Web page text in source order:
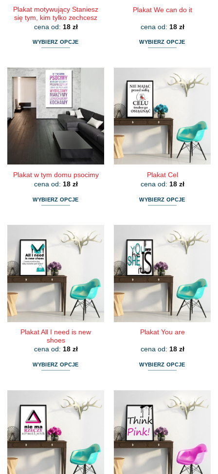
Plakat motywujący Staniesz
się tym, kim tylko zechcesz
cena od: 18 zł
WYBIERZ OPCJE
ma
wiele
wariantów.
Opcje
można
wybrać
na
stronie
Plakat We can do it
cena od: 18 zł
WYBIERZ OPCJE
wiele
wariantów.
Opcje
można
wybrać
na
stronie
produktu
Plakat w tym domu psocimy
cena od: 18 zł
WYBIERZ OPCJE
wiele
wariantów.
Opcje
można
wybrać
na
stronie
produktu
Plakat Cel
cena od: 18 zł
WYBIERZ OPCJE
wiele
wariantów.
Opcje
można
wybrać
na
stronie
produktu
Plakat All I need is new
shoes
cena od: 18 zł
WYBIERZ OPCJE
wiele
wariantów.
Opcje
można
wybrać
na
stronie
Plakat You are
cena od: 18 zł
WYBIERZ OPCJE
wiele
wariantów.
Opcje
można
wybrać
na
stronie